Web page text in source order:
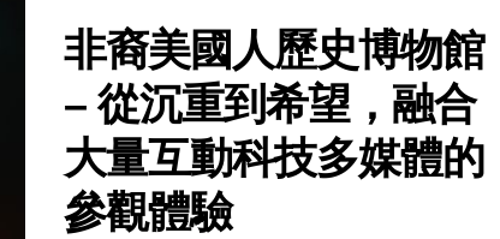
非裔美國人歷史博物館
– 從沉重到希望，融合
大量互動科技多媒體的
參觀體驗